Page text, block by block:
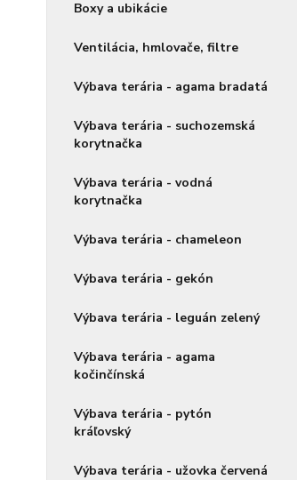
Boxy a ubikácie
Ventilácia, hmlovače, filtre
Výbava terária - agama bradatá
Výbava terária - suchozemská
korytnačka
Výbava terária - vodná
korytnačka
Výbava terária - chameleon
Výbava terária - gekón
Výbava terária - leguán zelený
Výbava terária - agama
kočinčínská
Výbava terária - pytón
kráľovský
Výbava terária - užovka červená